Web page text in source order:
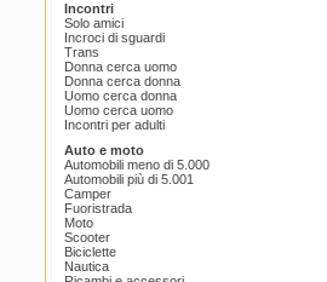
Incontri
Solo amici
Incroci di sguardi
Trans
Donna cerca uomo
Donna cerca donna
Uomo cerca donna
Uomo cerca uomo
Incontri per adulti
Auto e moto
Automobili meno di 5.000
Automobili più di 5.001
Camper
Fuoristrada
Moto
Scooter
Biciclette
Nautica